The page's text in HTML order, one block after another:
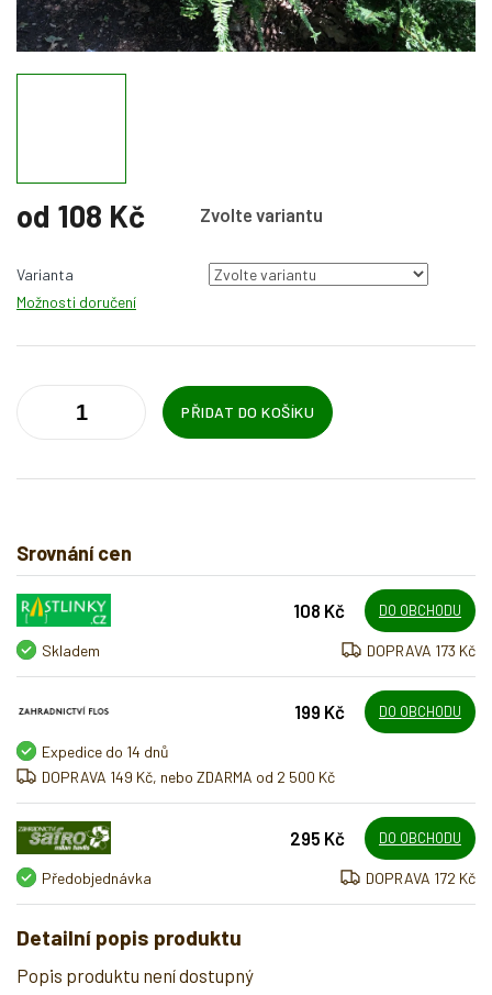
od 108 Kč Zvolte variantu
cena:
Varianta
Možnosti doručení
PŘIDAT DO KOŠÍKU
Srovnání cen
108 Kč DO OBCHODU
Skladem DOPRAVA 173 Kč
199 Kč DO OBCHODU
Expedice do 14 dnů
DOPRAVA 149 Kč, nebo ZDARMA od 2 500 Kč
295 Kč DO OBCHODU
Předobjednávka DOPRAVA 172 Kč
Detailní popis produktu
Popis produktu není dostupný